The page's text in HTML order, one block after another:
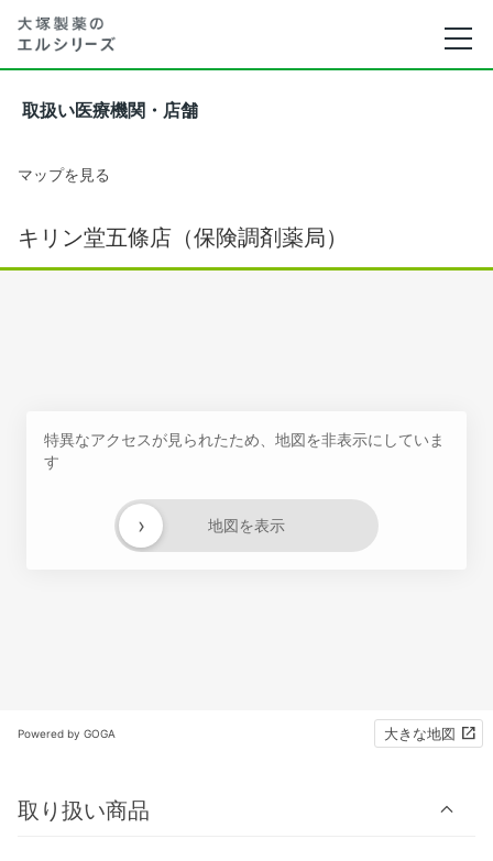
取扱い医療機関・店舗
マップを見る
キリン堂五條店（保険調剤薬局）
特異なアクセスが見られたため、地図を非表示にしていま
す
地図を表示
›
Powered by GOGA 大きな地図
取り扱い商品